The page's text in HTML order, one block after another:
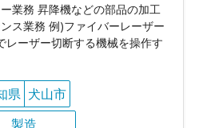
業務 昇降機などの部品の加工
ス業務 例)ファイバーレーザー
レーザー切断する機械を操作す
県 犬山市
製造